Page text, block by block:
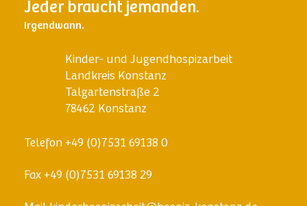
Jeder braucht jemanden.
Irgendwann.
Kinder- und Jugendhospizarbeit
Landkreis Konstanz
Talgartenstraße 2
78462 Konstanz
Telefon +49 (0)7531 69138 0
Fax +49 (0)7531 69138 29